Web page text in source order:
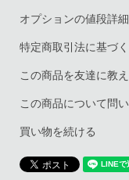
オプションの値段詳細
特定商取引法に基づ
この商品を友達に教
この商品について問
買い物を続ける